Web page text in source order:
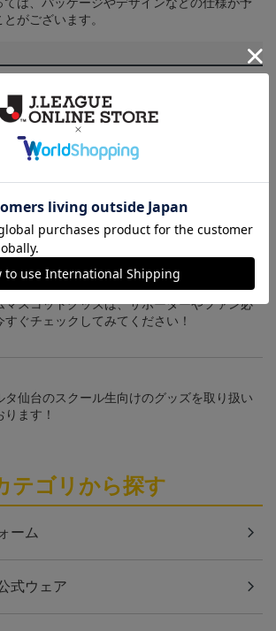
がございます。
ついて
マスコットグッズは、サポーターやファン必
すぐチェックしてみてください！
タ仙台のスクール生向けのグッズを取り扱い
ります！
テゴリから探す
ーム
式ウェア